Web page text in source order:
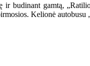
ir budinant gamtą,
Kelionė